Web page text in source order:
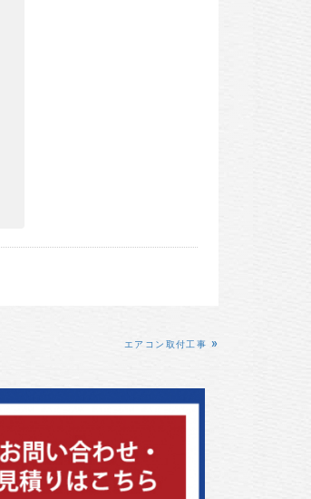
エアコン取付工事 »